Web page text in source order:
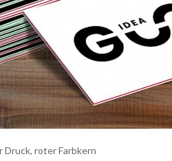
Druck, roter Farbkern